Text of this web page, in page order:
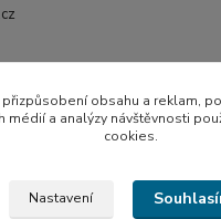
299
přizpůsobení obsahu a reklam,
médií a analýzy návštěvnosti
cookies.
Nastavení